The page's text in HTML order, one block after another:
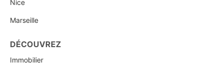
Nice
Marseille
DÉCOUVREZ
Immobilier